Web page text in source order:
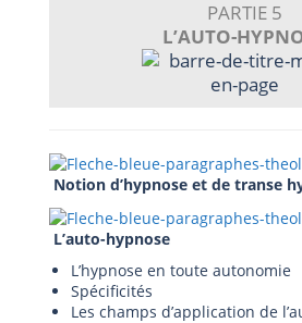
PARTIE 5
L’AUTO-
Notion d’hypnose et de transe
L’auto-hypnose
L’hypnose en toute autonomie
Spécificités
Les champs d’application de